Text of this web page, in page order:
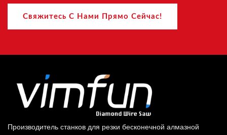
Свяжитесь С Нами Прямо Сейчас!
Производитель станков для резки бесконечной алмазной